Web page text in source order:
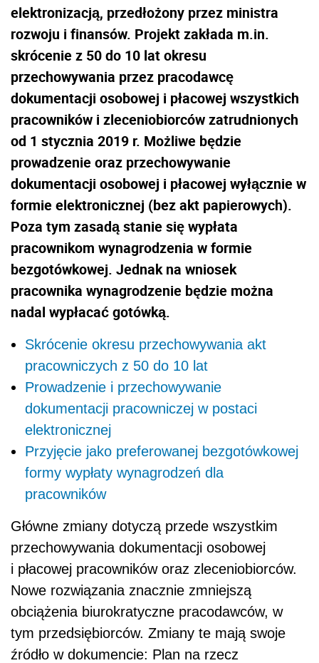
elektronizacją, przedłożony przez ministra
rozwoju i finansów. Projekt zakłada m.in.
skrócenie z 50 do 10 lat okresu
przechowywania przez pracodawcę
dokumentacji osobowej i płacowej wszystkich
pracowników i zleceniobiorców zatrudnionych
od 1 stycznia 2019 r. Możliwe będzie
prowadzenie oraz przechowywanie
dokumentacji osobowej i płacowej wyłącznie w
formie elektronicznej (bez akt papierowych).
Poza tym zasadą stanie się wypłata
pracownikom wynagrodzenia w formie
bezgotówkowej. Jednak na wniosek
pracownika wynagrodzenie będzie można
nadal wypłacać gotówką.
Skrócenie okresu przechowywania akt
pracowniczych z 50 do 10 lat
Prowadzenie i przechowywanie
dokumentacji pracowniczej w postaci
elektronicznej
Przyjęcie jako preferowanej bezgotówkowej
formy wypłaty wynagrodzeń dla
pracowników
Główne zmiany dotyczą przede wszystkim
przechowywania dokumentacji osobowej
i płacowej pracowników oraz zleceniobiorców.
Nowe rozwiązania znacznie zmniejszą
obciążenia biurokratyczne pracodawców, w
tym przedsiębiorców. Zmiany te mają swoje
źródło w dokumencie: Plan na rzecz